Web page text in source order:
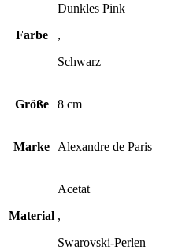
Farbe
Dunkles Pink
,
Schwarz
Größe 8 cm
Marke Alexandre de Paris
Material
Acetat
,
Swarovski-Perlen